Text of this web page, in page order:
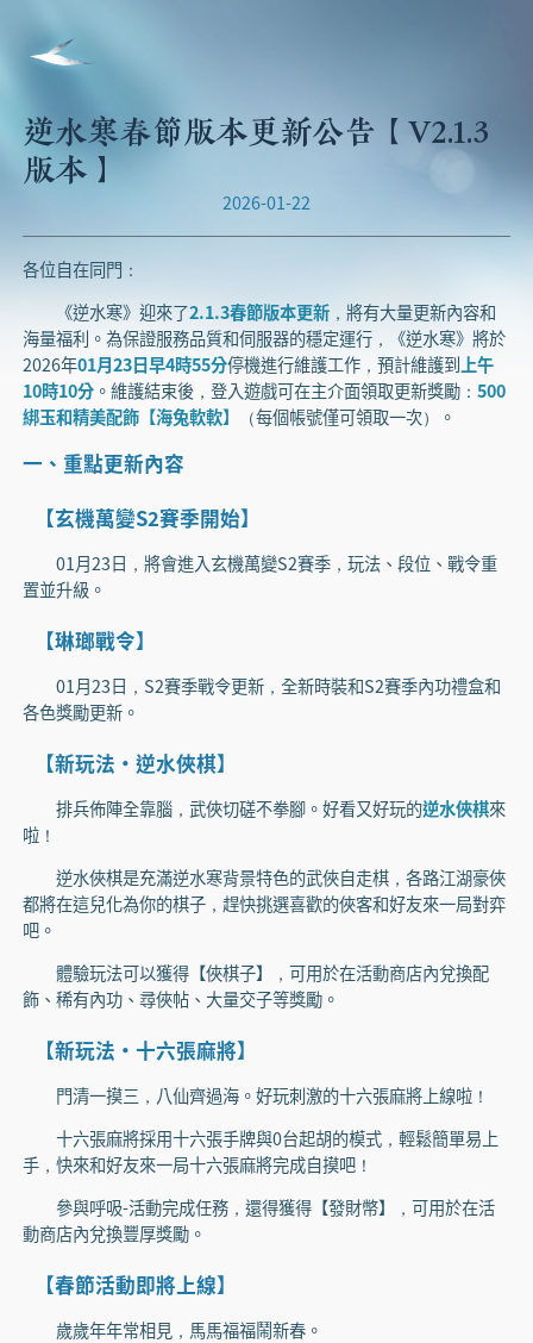
逆水寒春節版本更新公告【V2.1.3
版本】
2026-01-22
各位自在同門：
《逆水寒》迎來了2.1.3春節版本更新，將有大量更新內容和
海量福利。為保證服務品質和伺服器的穩定運行，《逆水寒》將於
2026年01月23日早4時55分停機進行維護工作，預計維護到 上午
10時10分。維護結束後，登入遊戲可在主介面領取更新獎勵： 500
綁玉和精美配飾【海兔軟軟】
（每個帳號僅可領取一次）。
一、重點更新內容
【玄機萬變S2賽季開始】
01月23日，將會進入玄機萬變S2賽季，玩法、段位、戰令重
置並升級。
【琳瑯戰令】
01月23日，S2賽季戰令更新，全新時裝和S2賽季內功禮盒和
各色獎勵更新。
【新玩法·逆水俠棋】
排兵佈陣全靠腦，武俠切磋不拳腳。好看又好玩的逆水俠棋來
啦！
逆水俠棋是充滿逆水寒背景特色的武俠自走棋，各路江湖豪俠
都將在這兒化為你的棋子，趕快挑選喜歡的俠客和好友來一局對弈
吧。
體驗玩法可以獲得【俠棋子】，可用於在活動商店內兌換配
飾、稀有內功、尋俠帖、大量交子等獎勵。
【新玩法·十六張麻將】
門清一摸三，八仙齊過海。好玩刺激的十六張麻將上線啦！
十六張麻將採用十六張手牌與0台起胡的模式，輕鬆簡單易上
手，快來和好友來一局十六張麻將完成自摸吧！
參與呼吸-活動完成任務，還得獲得【發財幣】，可用於在活
動商店內兌換豐厚獎勵。
【春節活動即將上線】
歲歲年年常相見，馬馬福福鬧新春。